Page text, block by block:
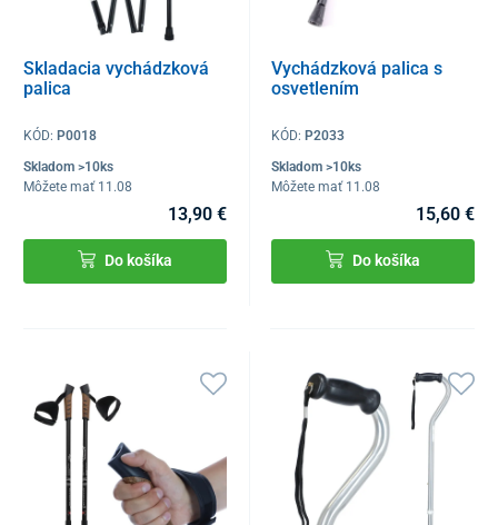
Skladacia vychádzková
palica
KÓD: P0018
Skladom >10ks
Môžete mať 11.08
13,90 €
Do košíka
Vychádzková palica s
osvetlením
KÓD:P2033
Skladom >10ks
Môžete mať 11.08
15,60 €
Do košíka